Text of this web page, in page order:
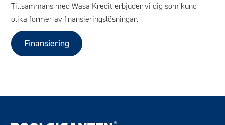
Tillsammans med Wasa Kredit erbjuder vi dig som kund
olika former av finansieringslösningar.
Finansiering